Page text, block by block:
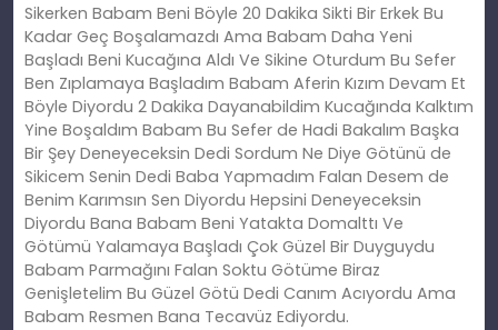
Sikerken Babam Beni Böyle 20 Dakika Sikti Bir Erkek Bu
Kadar Geç Boşalamazdı Ama Babam Daha Yeni
Başladı Beni Kucağına Aldı Ve Sikine Oturdum Bu Sefer
Ben Zıplamaya Başladım Babam Aferin Kızım Devam Et
Böyle Diyordu 2 Dakika Dayanabildim Kucağında Kalktım
Yine Boşaldım Babam Bu Sefer de Hadi Bakalım Başka
Bir Şey Deneyeceksin Dedi Sordum Ne Diye Götünü de
Sikicem Senin Dedi Baba Yapmadım Falan Desem de
Benim Karımsın Sen Diyordu Hepsini Deneyeceksin
Diyordu Bana Babam Beni Yatakta Domalttı Ve
Götümü Yalamaya Başladı Çok Güzel Bir Duyguydu
Babam Parmağını Falan Soktu Götüme Biraz
Genişletelim Bu Güzel Götü Dedi Canım Acıyordu Ama
Babam Resmen Bana Tecavüz Ediyordu.